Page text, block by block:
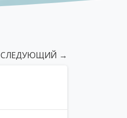
СЛЕДУЮЩИЙ →